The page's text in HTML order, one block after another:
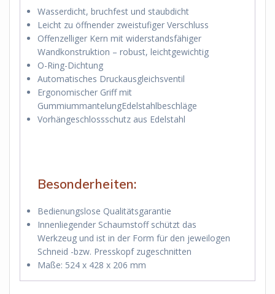
Wasserdicht, bruchfest und staubdicht
Leicht zu öffnender zweistufiger Verschluss
Offenzelliger Kern mit widerstandsfähiger
Wandkonstruktion – robust, leichtgewichtig
O-Ring-Dichtung
Automatisches Druckausgleichsventil
Ergonomischer Griff mit
GummiummantelungEdelstahlbeschläge
Vorhängeschlossschutz aus Edelstahl
Besonderheiten:
Bedienungslose Qualitätsgarantie
Innenliegender Schaumstoff schützt das
Werkzeug und ist in der Form für den jeweilogen
Schneid -bzw. Presskopf zugeschnitten
Maße: 524 x 428 x 206 mm